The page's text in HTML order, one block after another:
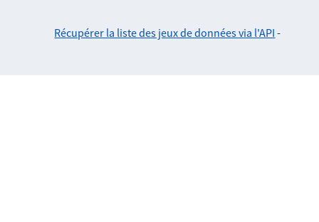
Récupérer la liste des jeux de données via l'API -